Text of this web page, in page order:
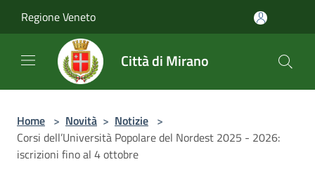
Regione Veneto
Città di Mirano
Home > Novità > Notizie >
Corsi dell’Università Popolare del Nordest 2025 - 2026:
iscrizioni fino al 4 ottobre